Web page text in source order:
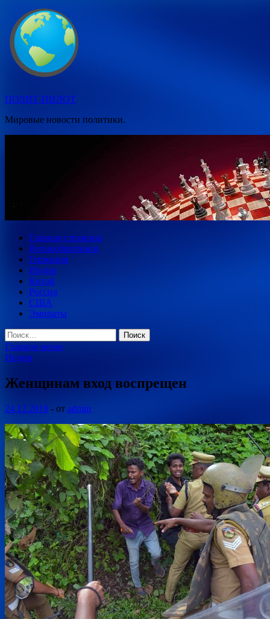
Перейти
содержимому
ПОЛИТ-ПИЛОТ
Мировые новости политики.
Главная страница
Великобритания
Германия
Индия
Китай
Россия
США
Эмираты
Найти:
Главное меню
Индия
Женщинам вход воспрещен
24.12.2018 - от admin